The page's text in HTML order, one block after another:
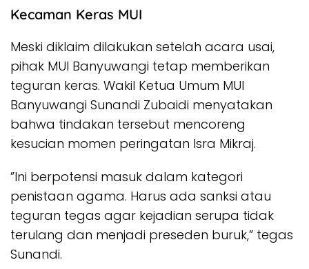
​Kecaman Keras MUI
​Meski diklaim dilakukan setelah acara usai,
pihak MUI Banyuwangi tetap memberikan
teguran keras. Wakil Ketua Umum MUI
Banyuwangi Sunandi Zubaidi menyatakan
bahwa tindakan tersebut mencoreng
kesucian momen peringatan Isra Mikraj.
​”Ini berpotensi masuk dalam kategori
penistaan agama. Harus ada sanksi atau
teguran tegas agar kejadian serupa tidak
terulang dan menjadi preseden buruk,” tegas
Sunandi.